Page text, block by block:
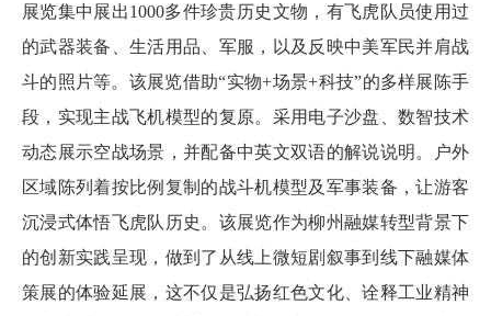
展览集中展出1000多件珍贵历史文物，有飞虎队员使用过
的武器装备、生活用品、军服，以及反映中美军民并肩战
斗的照片等。该展览借助“实物+场景+科技”的多样展陈手
段，实现主战飞机模型的复原。采用电子沙盘、数智技术
动态展示空战场景，并配备中英文双语的解说说明。户外
区域陈列着按比例复制的战斗机模型及军事装备，让游客
沉浸式体悟飞虎队历史。该展览作为柳州融媒转型背景下
的创新实践呈现，做到了从线上微短剧叙事到线下融媒体
策展的体验延展，这不仅是弘扬红色文化、诠释工业精神